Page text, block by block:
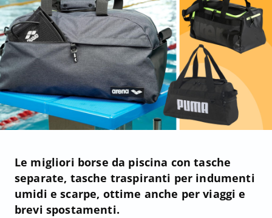
Le migliori borse da piscina con tasche
separate, tasche traspiranti per indumenti
umidi e scarpe, ottime anche per viaggi e
brevi spostamenti.